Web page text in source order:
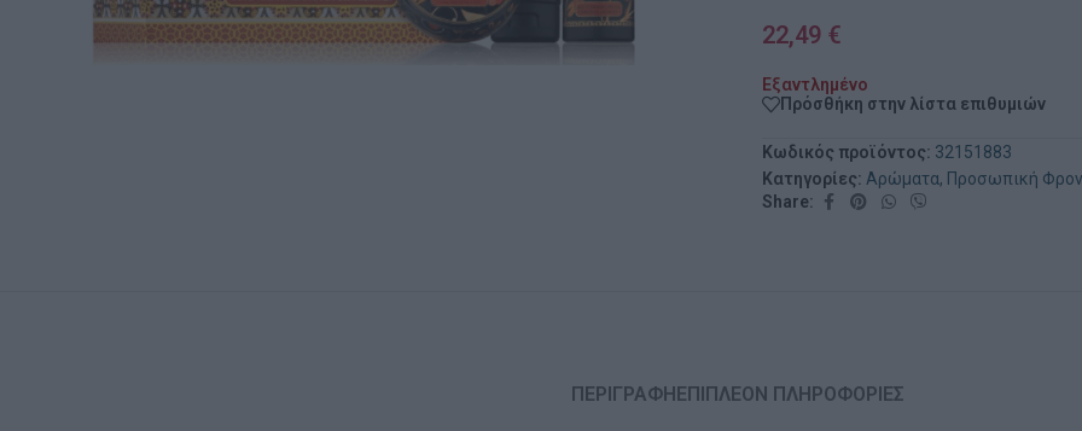
22,49 €
Εξαντλημένο
Πρόσθήκη στην λίστα επιθυμιών
Κωδικός προϊόντος: 32151883
Κατηγορίες: Αρώματα, Προσωπική
Share:
ΠΕΡΙΓΡΑΦΉ ΕΠΙΠΛΈΟΝ ΠΛΗΡΟΦΟΡΊΕΣ